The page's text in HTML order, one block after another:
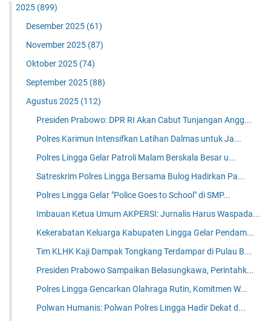
2025 (899)
Desember 2025 (61)
November 2025 (87)
Oktober 2025 (74)
September 2025 (88)
Agustus 2025 (112)
Presiden Prabowo: DPR RI Akan Cabut Tunjangan Angg...
Polres Karimun Intensifkan Latihan Dalmas untuk Ja...
Polres Lingga Gelar Patroli Malam Berskala Besar u...
Satreskrim Polres Lingga Bersama Bulog Hadirkan Pa...
Polres Lingga Gelar "Police Goes to School" di SMP...
Imbauan Ketua Umum AKPERSI: Jurnalis Harus Waspada...
Kekerabatan Keluarga Kabupaten Lingga Gelar Pendam...
Tim KLHK Kaji Dampak Tongkang Terdampar di Pulau B...
Presiden Prabowo Sampaikan Belasungkawa, Perintahk...
Polres Lingga Gencarkan Olahraga Rutin, Komitmen W...
Polwan Humanis: Polwan Polres Lingga Hadir Dekat d...